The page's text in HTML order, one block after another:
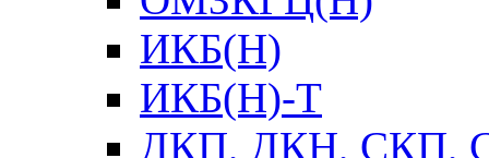
ИКБ(Н)
ИКБ(Н)-Т
ДКП, ДКН, СКП,